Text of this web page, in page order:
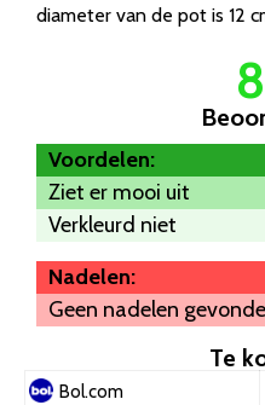
diameter van de pot is 12
Voordelen:
Ziet er mooi uit
Verkleurd niet
Nadelen:
Geen nadelen
Te
Bol.com